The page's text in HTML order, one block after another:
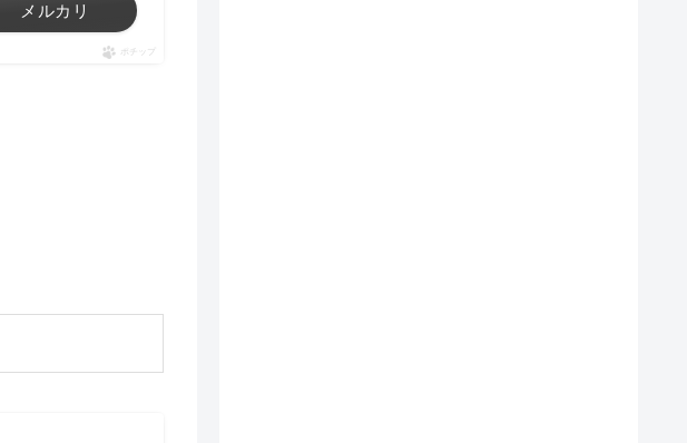
メルカリ
ポチップ